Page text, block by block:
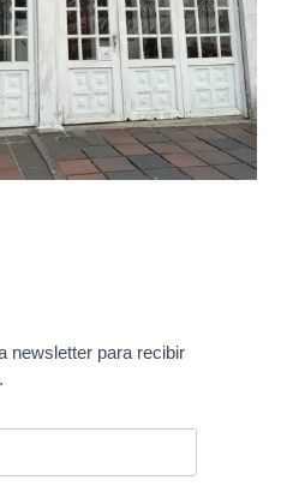
newsletter para recibir